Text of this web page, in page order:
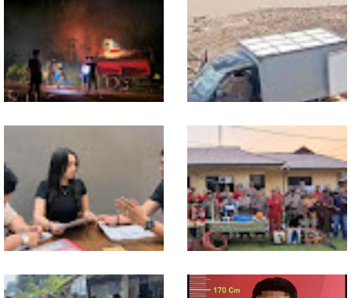
Dukung Swasembada
Pangan, Polsek Entikong
Tanam dan Rawat Jagung
Hibrida di Demplot Entikong
Tapang
Sekwil GP Ansor Kalbar
Hadiri Konfercab Sanggau:
Kader Harus Militan dan
Bermanfaat
13 Jam Berjuang, Polsek
Toba dan Warga Berhasil
Jinakkan Karhutla 7 Hektare
di Desa Bagan Asam
Mobil Box Terjun ke Jurang
Depan KC, Diduga Rem
Blong